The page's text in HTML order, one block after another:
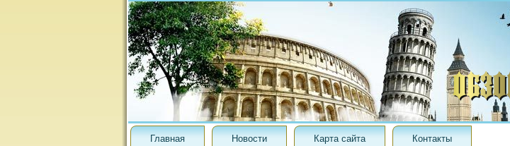
Главная Новости Карта сайта Контакты